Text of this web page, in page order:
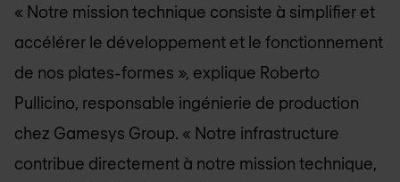
« Notre mission technique consiste à simplifier et
accélérer le développement et le fonctionnement
de nos plates-formes », explique Roberto
Pullicino, responsable ingénierie de production
chez Gamesys Group. « Notre infrastructure
contribue directement à notre mission technique,